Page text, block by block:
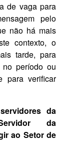
de vaga para
pelo
não há mais
contexto, o
tarde, para
período ou
para verificar
da
da
ao Setor de